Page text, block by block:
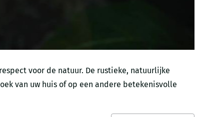
voor de natuur. De rustieke, natuurlijke
van uw huis of op een andere betekenisvolle